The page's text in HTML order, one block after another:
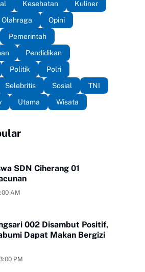
Kesehatan
Kuliner
Olahraga
Opini
Pemerintah
Pendidikan
Politik
Polri
Selebritis Sosial
TNI
Utama Wisata
SDN Ciherang 01
AM
002 Disambut Positif,
Dapat Makan Bergizi
PM